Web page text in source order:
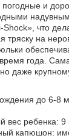
и
Shock», что
тряску на
года.
даже
до 6-8
вес ребенка: 9
капюшон: